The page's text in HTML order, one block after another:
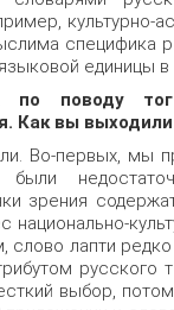
специфика
единицы
поводу
Как вы выходили
Во-первых, мы
зрения
национально-
лапти
русского
выбор,